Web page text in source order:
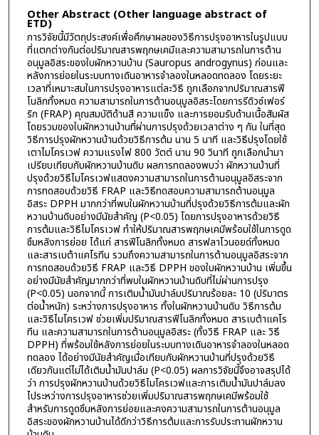
Other Abstract (Other language abstract of
ETD)
การวิจัยนี้มีวัตถุประสงค์เพื่อศึกษาผลของวิธีการปรุงอาหารในรูปแบบ
ที่แตกต่างกันต่อปริมาณสารพฤกษเคมีและความสามารถในการต้าน
อนุมูลอิสระของใบผักหวานบ้าน (Sauropus androgynus) ก่อนและ
หลังการย่อยในระบบทางเดินอาหารจำลองในหลอดทดลอง โดยระยะ
เวลาที่เหมาะสมในการปรุงอาหารแต่ละวิธี ถูกเลือกจากปริมาณสารฟี
โนลิกทั้งหมด ความสามารถในการต้านอนุมูลอิสระโดยการรีดิวซ์เฟอร์
ริก (FRAP) คุณสมบัติด้านสี ความแข็ง และการยอมรับด้านเนื้อสัมผัส
โดยรวมของใบผักหวานบ้านที่ผ่านการปรุงด้วยเวลาต่าง ๆ กัน ในที่สุด
วิธีการปรุงผักหวานบ้านด้วยวิธีการต้ม นาน 5 นาที และวิธีปรุงโดยใช้
เตาไมโครเวฟ ความแรงไฟ 800 วัตต์ นาน 90 วินาที ถูกเลือกนำมา
เปรียบเทียบกับผักหวานบ้านดิบ ผลการทดลองพบว่า ผักหวานบ้านที่
ปรุงด้วยวิธีไมโครเวฟแสดงความสามารถในการต้านอนุมูลอิสระจาก
การทดสอบด้วยวิธี FRAP และวิธีทดสอบความสามารถต้านอนุมูล
อิสระ DPPH มากกว่าที่พบในผักหวานบ้านที่ปรุงด้วยวิธีการต้มและผัก
หวานบ้านดิบอย่างมีนัยสำคัญ (P<0.05) โดยการปรุงอาหารด้วยวิธี
การต้มและวิธีไมโครเวฟ ทำให้ปริมาณสารพฤกษเคมีพร้อมใช้ในการดูด
ซึมหลังการย่อย ได้แก่ สารฟีโนลิกทั้งหมด สารฟลาโวนอยด์ทั้งหมด
และสารเบต้าแคโรทีน รวมถึงความสามารถในการต้านอนุมูลอิสระจาก
การทดสอบด้วยวิธี FRAP และวิธี DPPH ของใบผักหวานบ้าน เพิ่มขึ้น
อย่างมีนัยสำคัญมากกว่าที่พบในผักหวานบ้านดิบที่ไม่ผ่านการปรุง
(P<0.05) นอกจากนี้ การเติมน้ำมันปาล์มปริมาณร้อยละ 10 (ปริมาตร
ต่อน้ำหนัก) ระหว่างการปรุงอาหาร ทั้งในผักหวานบ้านดิบ วิธีการต้ม
และวิธีไมโครเวฟ ช่วยเพิ่มปริมาณสารฟีโนลิกทั้งหมด สารเบต้าแคโร
ทีน และความสามารถในการต้านอนุมูลอิสระ (ทั้งวิธี FRAP และ วิธี
DPPH) ที่พร้อมใช้หลังการย่อยในระบบทางเดินอาหารจำลองในหลอด
ทดลอง ได้อย่างมีนัยสำคัญเมื่อเทียบกับผักหวานบ้านที่ปรุงด้วยวิธี
เดียวกันแต่ไม่ได้เติมน้ำมันปาล์ม (P<0.05) ผลการวิจัยนี้จึงอาจสรุปได้
ว่า การปรุงผักหวานบ้านด้วยวิธีไมโครเวฟและการเติมน้ำมันปาล์มลง
ไประหว่างการปรุงอาหารช่วยเพิ่มปริมาณสารพฤกษเคมีพร้อมใช้
สำหรับการดูดซึมหลังการย่อยและคงความสามารถในการต้านอนุมูล
อิสระของผักหวานบ้านได้ดีกว่าวิธีการต้มและการรับประทานผักหวาน